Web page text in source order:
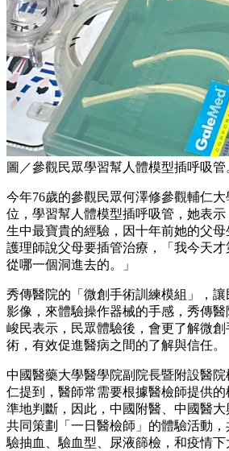
圖／參觀民眾學習幫人體模型插呼吸
今年76歲的參觀民眾何澤修參觀輔仁
位，學習幫人體模型插呼吸管，她表示
生中最寶貴的經驗，因十年前她的父
護理師說父母要插管治療，「我今天
從哪一個洞進去的。」
秀傳醫院的「微創手術訓練模組」，
影像，來體驗操作器械的手感，秀傳
峻民表示，民眾體驗後，會更了解微
術，有效促進醫病之間的了解與信任。
中國醫藥大學醫學院副院長暨附設醫
仁提到，醫師常需要根據醫檢師提供
準地判斷，因此，中國附醫、中國醫大
共同策劃「一日醫檢師」的體驗活動
驗抽血、驗血型、尿液篩檢，和疫情